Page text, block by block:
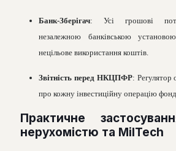
Банк-Зберігач: Усі грошові
незалежною банківською
нецільове використання коштів.
Звітність перед НКЦПФР: Регулятор
про кожну інвестиційну операцію
Практичне
нерухомістю та MilTech